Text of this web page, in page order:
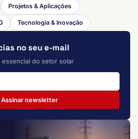
Projetos & Aplicações
Tecnologia & Inovação
no seu e-mail
do setor solar
Assinar newsletter